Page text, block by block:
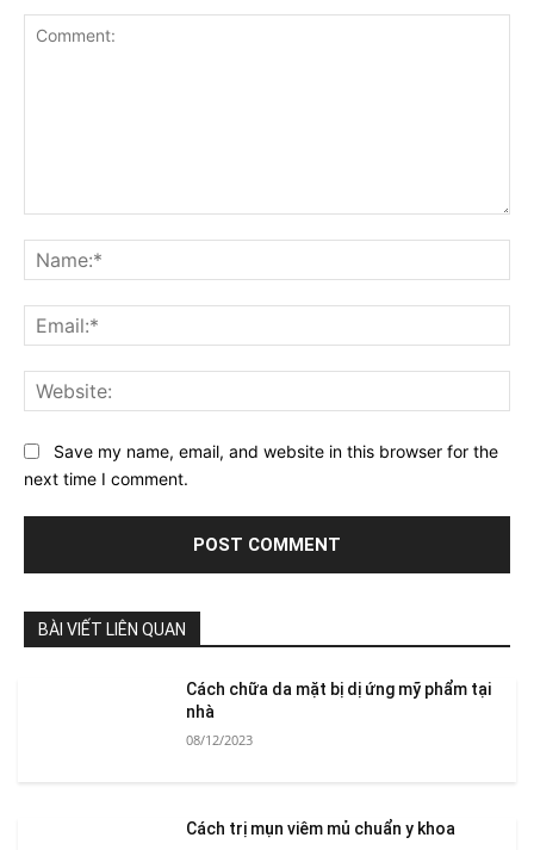
Save my name, email, and website in this browser for the
next time I comment.
BÀI VIẾT LIÊN QUAN
Cách chữa da mặt bị dị ứng mỹ phẩm tại
nhà
08/12/2023
Cách trị mụn viêm mủ chuẩn y khoa